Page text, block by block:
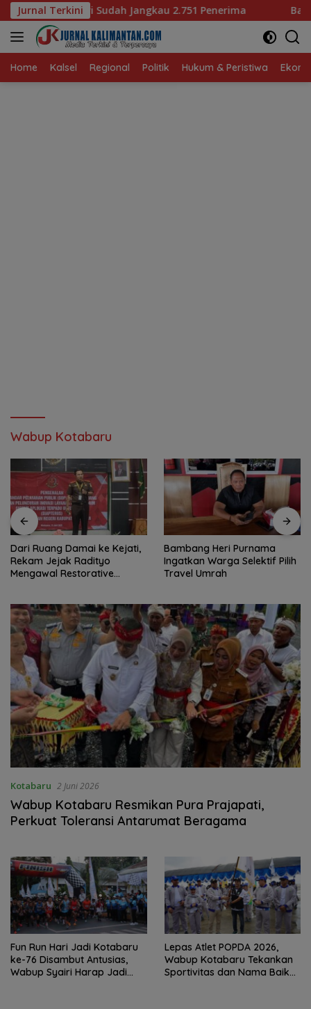
Langsung
ke
konten
Jurnal Terkini
2.751 Penerima Bagaimana KIP Hadapi
Home Kalsel Regional Politik Hukum & Peristiwa
Wabup Kotabaru
Dari Ruang Damai ke Kejati,
Rekam Jejak Radityo
Mengawal Restorative
Bambang Heri Purnama
Ingatkan Warga Selektif Pilih
Travel Umrah
Kotabaru 2 Juni 2026
Wabup Kotabaru Resmikan Pura Prajapati,
Perkuat Toleransi Antarumat Beragama
Fun Run Hari Jadi Kotabaru
ke-76 Disambut Antusias,
Wabup Syairi Harap Jadi
Lepas Atlet POPDA 2026,
Wabup Kotabaru Tekankan
Sportivitas dan Nama Baik